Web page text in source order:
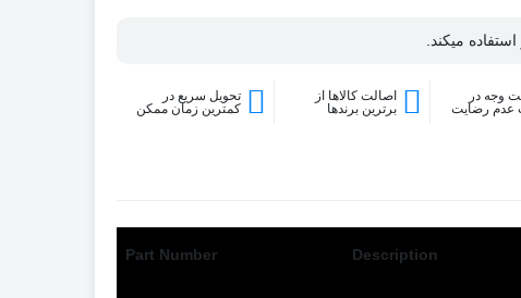
میکند.
وجه در
رضایت
اصالت کالاها از
برترین برندها
تحویل سریع در
کمترین زمان ممکن
Description
Part Number